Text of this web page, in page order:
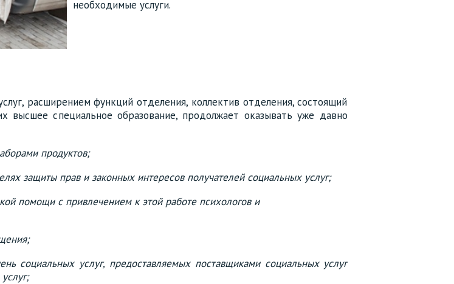
необходимые услуги.
расширением функций отделения, коллектив отделения, состоящий
высшее специальное образование, продолжает оказывать уже давно
продуктов;
защиты прав и законных интересов получателей социальных услуг;
помощи с привлечением к этой работе психологов и
социальных услуг, предоставляемых поставщиками социальных услуг